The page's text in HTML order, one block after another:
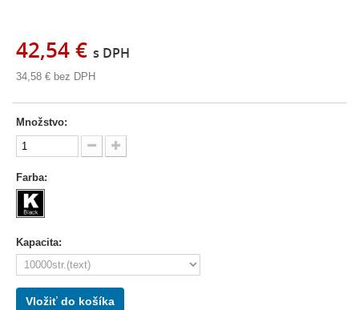
42,54 € s DPH
34,58 € bez DPH
Množstvo:
Farba:
Kapacita:
Vložiť do košíka